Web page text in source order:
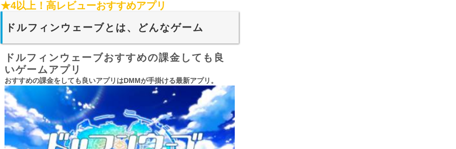
★4以上！高レビューおすすめアプリ
ドルフィンウェーブとは、どんなゲーム
ドルフィンウェーブおすすめの課金しても良
いゲームアプリ
おすすめの課金をしても良いアプリはDMMが手掛ける最新アプリ。